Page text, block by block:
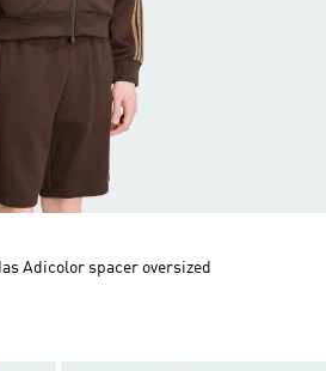
Adicolor spacer oversized